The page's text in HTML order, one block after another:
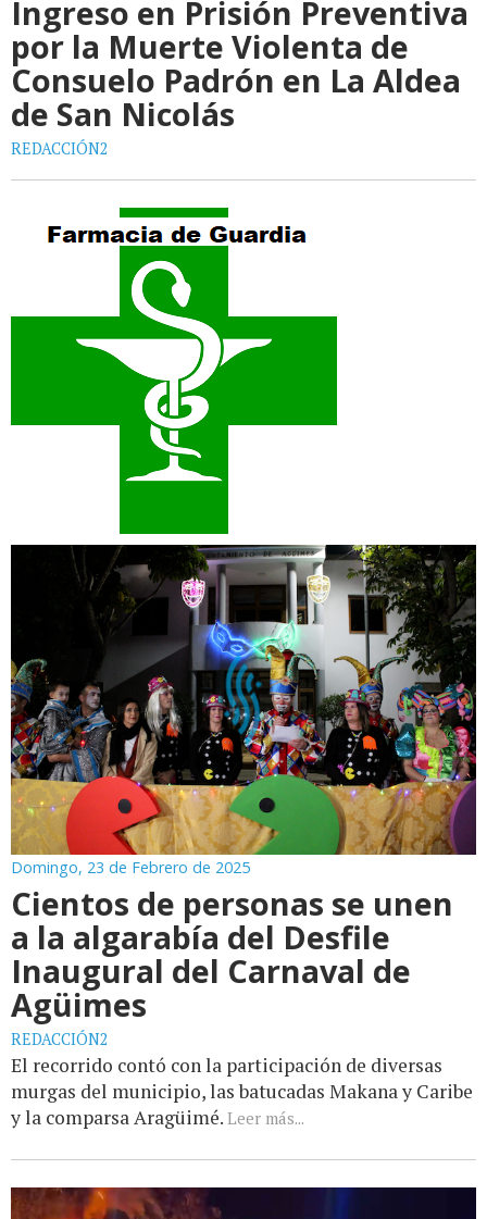
Ingreso en Prisión Preventiva
por la Muerte Violenta de
Consuelo Padrón en La Aldea
de San Nicolás
REDACCIÓN2
Domingo, 23 de Febrero de 2025
Cientos de personas se unen
a la algarabía del Desfile
Inaugural del Carnaval de
Agüimes
REDACCIÓN2
El recorrido contó con la participación de diversas
murgas del municipio, las batucadas Makana y Caribe
y la comparsa Aragüimé. Leer más...